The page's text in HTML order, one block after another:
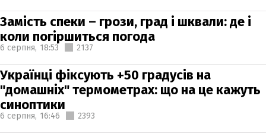
Замість спеки – грози, град і шквали: де і
коли погіршиться погода
6 серпня, 18:53 2137
Українці фіксують +50 градусів на
"домашніх" термометрах: що на це кажуть
синоптики
6 серпня, 16:46 2393